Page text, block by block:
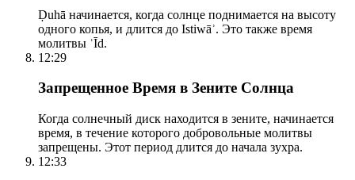
Ḍuhā начинается, когда солнце поднимается на высоту
одного копья, и длится до Istiwāʾ. Это также время
молитвы ʿĪd.
12:29
Запрещенное Время в Зените Солнца
Когда солнечный диск находится в зените, начинается
время, в течение которого добровольные молитвы
запрещены. Этот период длится до начала зухра.
12:33